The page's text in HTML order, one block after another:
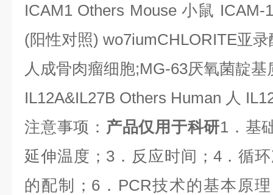
ICAM1 Others Mouse小鼠 ICAM-
(阳性对照) wo7iumCHLORITE亚录
人成骨肉瘤细胞;MG-63厌氧菌靛基
IL12A&IL27B Others Human 人
注意事项： 产品仅用于科研1 ．基
延伸温度； 3．反应时间； 4．循
的配制； 6． PCR技术的基本原